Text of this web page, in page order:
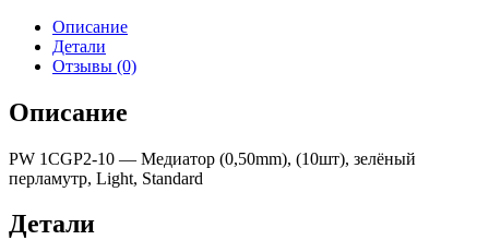
Описание
Детали
Отзывы (0)
Описание
PW 1CGP2-10 — Медиатор (0,50mm), (10шт), зелёный
перламутр, Light, Standard
Детали